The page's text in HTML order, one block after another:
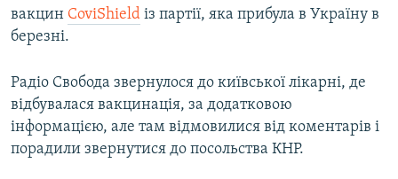
вакцин CoviShield із партії, яка прибула в Україну в
березні.
Радіо Свобода звернулося до київської лікарні, де
відбувалася вакцинація, за додатковою
інформацією, але там відмовилися від коментарів і
порадили звернутися до посольства КНР.